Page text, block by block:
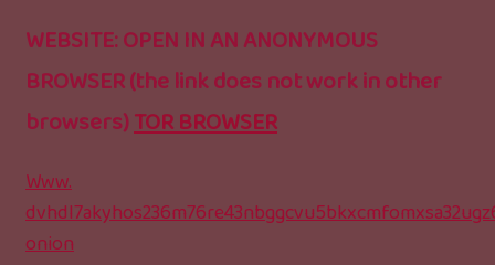
WEBSITE: OPEN IN AN ANONYMOUS
BROWSER (the link does not work in other
browsers)TOR BROWSER
Www.
onion